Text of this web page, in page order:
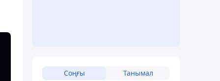
Соңғы Танымал